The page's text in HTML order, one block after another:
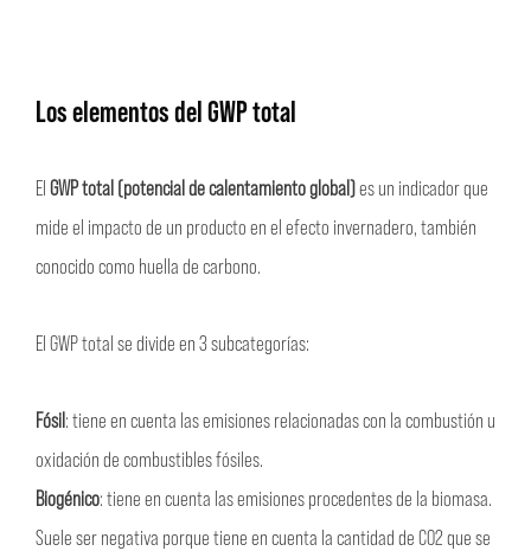
Los elementos del GWP total
ElGWP total (potencial de calentamiento global)es un indicador que
mide el impacto de un producto en el efecto invernadero, también
conocido como huella de carbono.
El GWP total se divide en 3 subcategorías:
Fósil: tiene en cuenta las emisiones relacionadas con la combustión u
oxidación de combustibles fósiles.
Biogénico: tiene en cuenta las emisiones procedentes de la biomasa.
Suele ser negativa porque tiene en cuenta la cantidad de CO2 que se